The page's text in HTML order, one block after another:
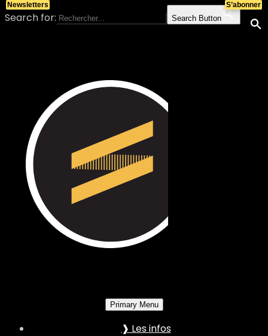
Search for: Search Button
Primary Menu
❱ Les infos
S’abonner
Newsletters